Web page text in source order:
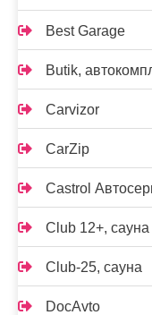
Best Garage
Butik,
Carvizor
CarZip
Castrol
Club 12+, сауна
Club-25, сауна
DocAvto